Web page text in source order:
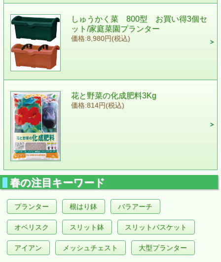
しゅうかく菜 800型 お買い得3個セ
ット/家庭菜園プランター
価格:8,980円(税込)
花と野菜の化成肥料3Kg
価格:814円(税込)
春の注目キーワード
プランター 根はり鉢 バラアーチ
オベリスク スリット鉢 スリットバスケット
アイアン メッシュチェスト 大型プランター